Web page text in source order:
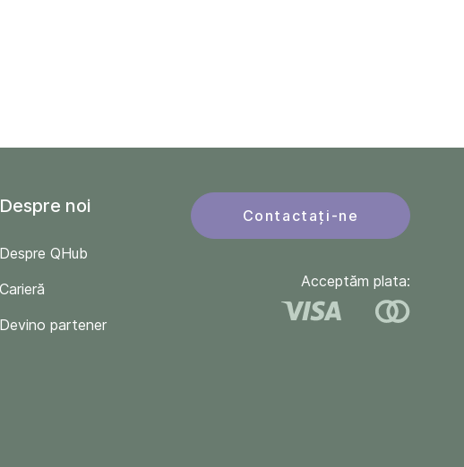
Despre noi
Despre QHub
Carieră
Devino partener
Contactați-ne
Acceptăm plata: